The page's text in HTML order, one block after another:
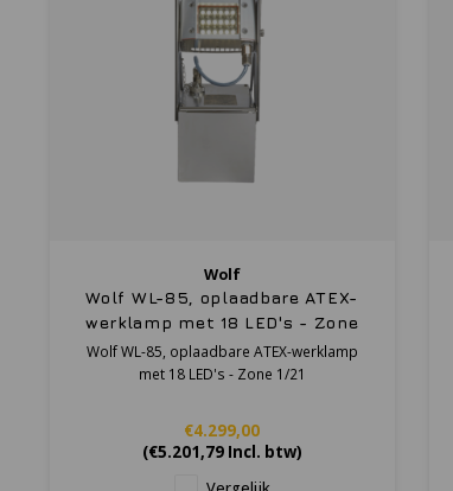
Wolf
Wolf WL-85, oplaadbare ATEX-
werklamp met 18 LED's - Zone
1/21
Wolf WL-85, oplaadbare ATEX-werklamp
met 18 LED's - Zone 1/21
€4.299,00
(€5.201,79Incl. btw)